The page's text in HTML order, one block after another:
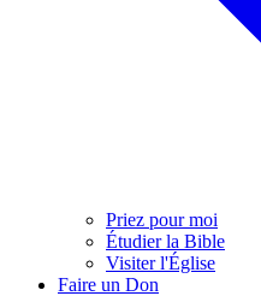
Priez pour moi
Étudier la Bible
Visiter l'Église
Faire un Don